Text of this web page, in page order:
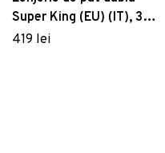
Super King (EU) (IT), 3
piese, 439, Pearl Home,
419 lei